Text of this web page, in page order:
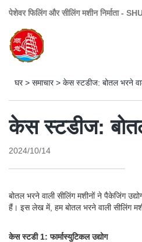
पेशेवर फिलिंग और सीलिंग मशीन निर्माता -
घर> समाचार> केस स्टडीज: बोतल भरने
केस स्टडीज:
2024/10/14
बोतल भरने वाली सीलिंग मशीनों ने पैकेजिंग
हैं। इस लेख में, हम बोतल भरने वाली सीलिंग
केस स्टडी 1: फार्मास्युटिकल उद्योग